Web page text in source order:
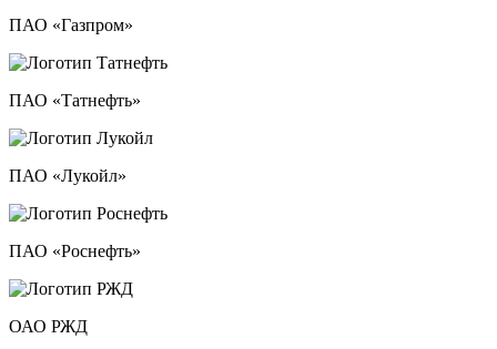
ПАО «Газпром»
ПАО «Татнефть»
ПАО «Лукойл»
ПАО «Роснефть»
ОАО РЖД